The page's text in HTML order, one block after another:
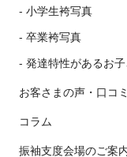
小学生袴写真
卒業袴写真
発達特性があるお
お客さまの声・口コミ
コラム
振袖支度会場のご案